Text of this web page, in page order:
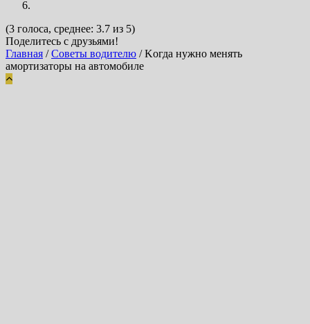
(3 голоса, среднее: 3.7 из 5)
Поделитесь с друзьями!
Главная / Советы водителю / Kогда нужно менять
амортизаторы на автомобиле